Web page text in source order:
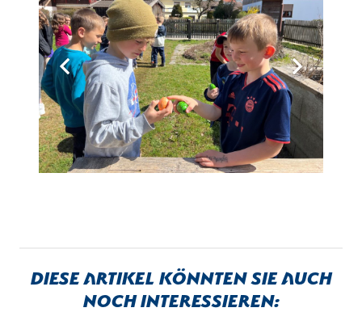
Diese Artikel könnten sie auch
noch interessieren: